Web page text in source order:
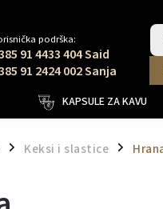
podrška:
91 4433 404 Said
91 2424 002 Sanja
KAPSULE ZA KAVU
/ Keksi i slastice /